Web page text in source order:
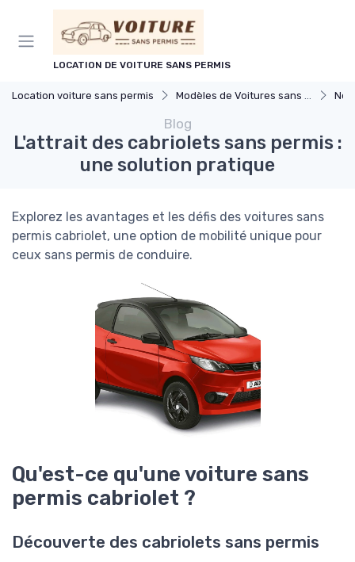
LOCATION DE VOITURE SANS PERMIS
Location voiture sans permis Modèles de Voitures sans Permis
Blog
L'attrait des cabriolets sans permis :
une solution pratique
Explorez les avantages et les défis des voitures sans
permis cabriolet, une option de mobilité unique pour
ceux sans permis de conduire.
Qu'est-ce qu'une voiture sans
permis cabriolet ?
Découverte des cabriolets sans permis